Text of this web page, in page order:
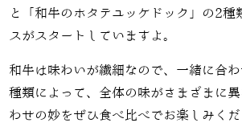
と「和牛のホタテユッケドック」の2種
スがスタートしていますよ。
和牛は味わいが繊細なので、一緒に合
種類によって、全体の味がさまざまに
わせの妙をぜひ食べ比べでお楽しみく